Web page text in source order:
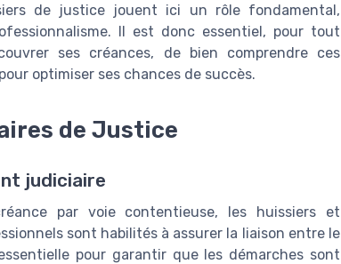
de justice jouent ici un rôle fondamental,
Il est donc essentiel, pour tout
ses créances, de bien comprendre ces
optimiser ses chances de succès.
de Justice
judiciaire
par voie contentieuse, les huissiers et
sont habilités à assurer la liaison entre le
pour garantir que les démarches sont